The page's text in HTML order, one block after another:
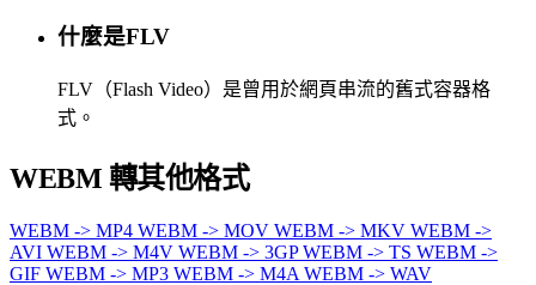
什麼是FLV
FLV（Flash Video）是曾用於網頁串流的舊式容器格
式。
WEBM 轉其他格式
WEBM -> MP4 WEBM -> MOV WEBM -> MKV WEBM ->
AVI WEBM -> M4V WEBM -> 3GPWEBM -> TS WEBM ->
GIF WEBM -> MP3 WEBM -> M4A WEBM -> WAV